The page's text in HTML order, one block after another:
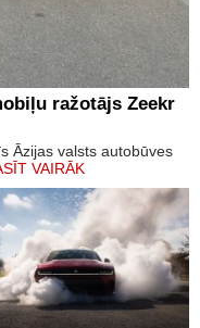
ražotājs Zeekr
Āzijas valsts autobūves
VAIRĀK